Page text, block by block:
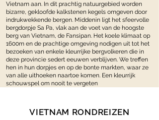
Vietnam aan. In dit prach­tig natuurgebied worden
bizar­re, ge­kloofde kalkstenen kegels omgeven door
indruk­wek­ken­de ber­gen. Middenin ligt het sfeervolle
bergdorpje Sa Pa, vlak aan de voet van de hoogste
berg van Viet­nam, de Fansipan. Het koele kli­maat op
1600m en de prach­ti­ge omge­ving nodigen uit tot het
bezoeken van enkele kleurrijke bergvolkeren die in
deze provincie sedert eeuwen verblijven. We treffen
hen in hun dorpjes en op de bonte markten, waar ze
van alle uithoeken naartoe komen. Een kleurrijk
schouwspel om nooit te vergeten
VIETNAM RONDREIZEN